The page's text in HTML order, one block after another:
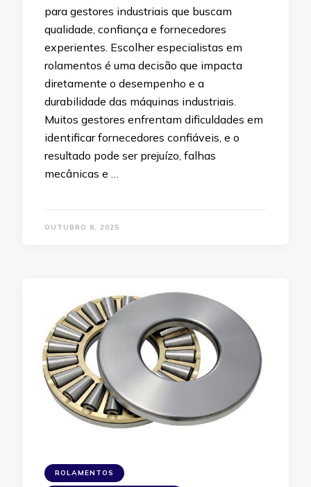
para gestores industriais que buscam
qualidade, confiança e fornecedores
experientes. Escolher especialistas em
rolamentos é uma decisão que impacta
diretamente o desempenho e a
durabilidade das máquinas industriais.
Muitos gestores enfrentam dificuldades em
identificar fornecedores confiáveis, e o
resultado pode ser prejuízo, falhas
mecânicas e …
OUTUBRO 8, 2025
ROLAMENTOS